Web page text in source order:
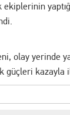
olay yerinde
güçleri